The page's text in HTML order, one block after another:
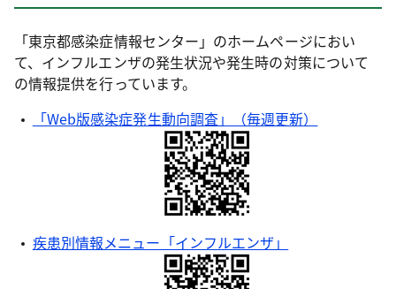
「東京都感染症情報センター」のホームページにおい
て、インフルエンザの発生状況や発生時の対策について
の情報提供を行っています。
「Web版感染症発生動向調査」（毎週更新）
疾患別情報メニュー「インフルエンザ」